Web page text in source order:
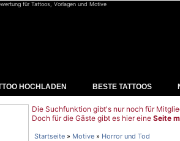
für Tattoos, Vorlagen und Motive
HOCHLADEN BESTE TATTOOS
Die Suchfunktion gibt's nur noch für
Doch für die Gäste gibt es hier eine Seite
Startseite » Motive » Horror und Tod